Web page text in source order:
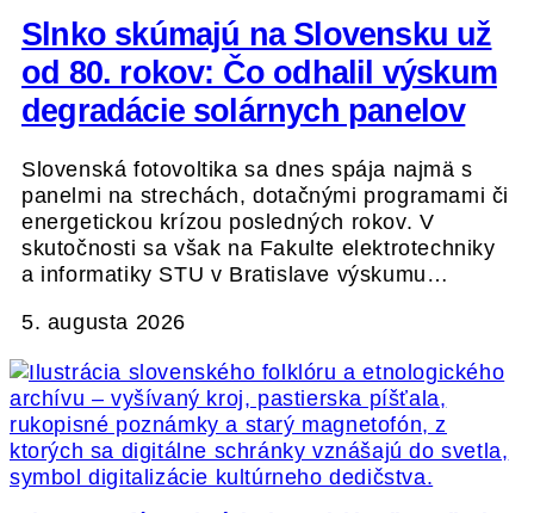
Slnko skúmajú na Slovensku už
od 80. rokov: Čo odhalil výskum
degradácie solárnych panelov
Slovenská fotovoltika sa dnes spája najmä s
panelmi na strechách, dotačnými programami či
energetickou krízou posledných rokov. V
skutočnosti sa však na Fakulte elektrotechniky
a informatiky STU v Bratislave výskumu…
5. augusta 2026